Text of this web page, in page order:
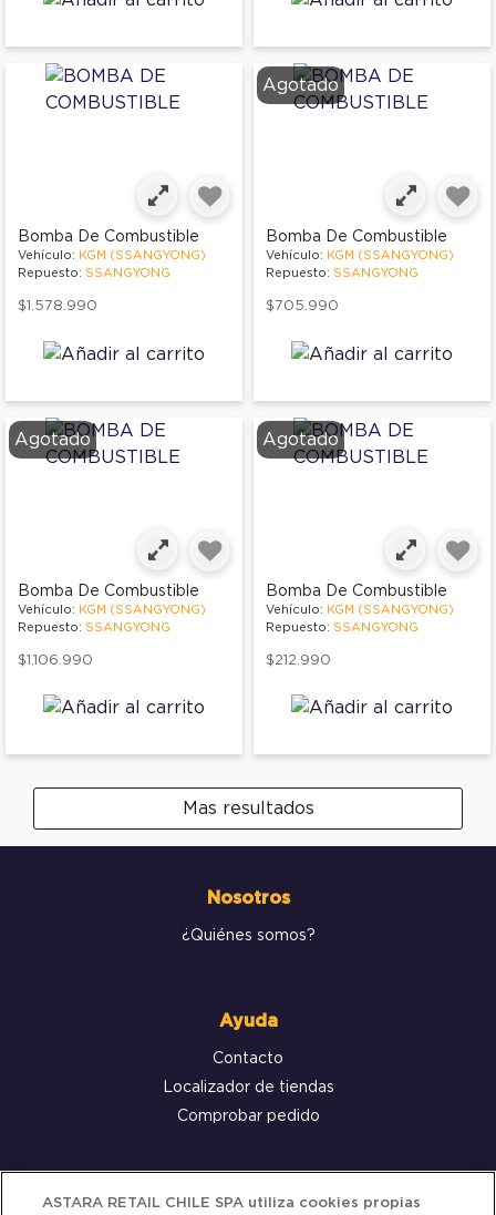
Bomba De Combustible
Vehículo: KGM (SSANGYONG)
Repuesto: SSANGYONG
$1.578.990
Agotado
Bomba De Combustible
Vehículo: KGM (SSANGYONG)
Repuesto: SSANGYONG
$705.990
Agotado
Bomba De Combustible
Vehículo: KGM (SSANGYONG)
Repuesto: SSANGYONG
$1.106.990
Agotado
Bomba De Combustible
Vehículo: KGM (SSANGYONG)
Repuesto: SSANGYONG
$212.990
Mas resultados
Nosotros
¿Quiénes somos?
Ayuda
Contacto
Localizador de tiendas
Comprobar pedido
Servicio al cliente
ASTARA RETAIL CHILE SPA utiliza cookies propias